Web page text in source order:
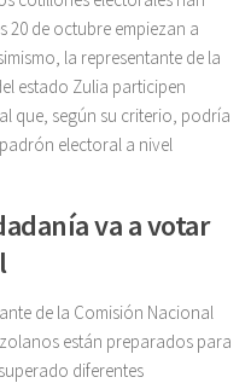
20 de octubre empiezan a
la representante de la
estado Zulia participen
que, según su criterio, podría
electoral a nivel
va a votar
de la Comisión Nacional
están preparados para
diferentes